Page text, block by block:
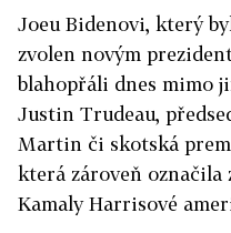
Joeu Bidenovi, který
zvolen novým
blahopřáli dnes mimo
Justin Trudeau,
Martin či skotská
která zároveň
Kamaly Harrisové